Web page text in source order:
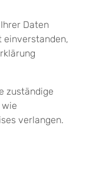
Daten
einverstanden,
zuständige
verlangen.